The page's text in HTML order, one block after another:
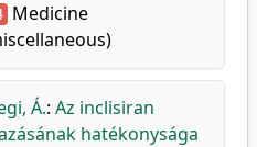
Medicine
Á.: Az inclisiran
hatékonysága